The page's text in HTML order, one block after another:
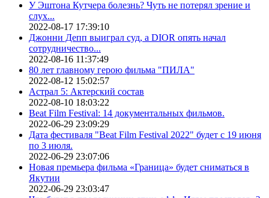
У Эштона Кутчера болезнь? Чуть не потерял зрение и
слух...
2022-08-17 17:39:10
Джонни Депп выиграл суд, а DIOR опять начал
сотрудничество...
2022-08-16 11:37:49
80 лет главному герою фильма "ПИЛА"
2022-08-12 15:02:57
Астрал 5: Актерский состав
2022-08-10 18:03:22
Beat Film Festival: 14 документальных фильмов.
2022-06-29 23:09:29
Дата фестиваля "Beat Film Festival 2022" будет с 19 июня
по 3 июля.
2022-06-29 23:07:06
Новая премьера фильма «Граница» будет сниматься в
Якутии
2022-06-29 23:03:47